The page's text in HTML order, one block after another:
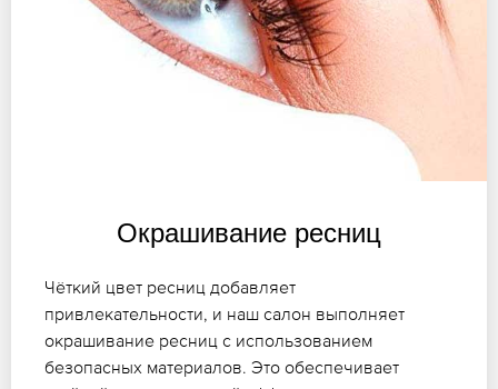
Окрашивание ресниц
Чёткий цвет ресниц добавляет
привлекательности, и наш салон выполняет
окрашивание ресниц с использованием
безопасных материалов. Это обеспечивает